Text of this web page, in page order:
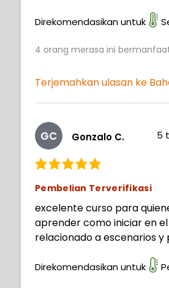
(clipping masks and
Philip, for sharing your
making this course happen
Direkomendasikan untuk
4 orang merasa ini
Terjemahkan ulasan ke
GC Gonzalo C. 5
Pembelian Terverifikasi
excelente curso para
aprender como iniciar en
relacionado a escenarios y
Direkomendasikan untuk